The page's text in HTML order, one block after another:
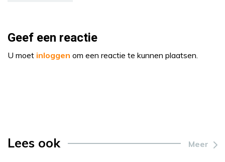
Geef een reactie
U moet inloggen om een reactie te kunnen plaatsen.
Lees ook Meer